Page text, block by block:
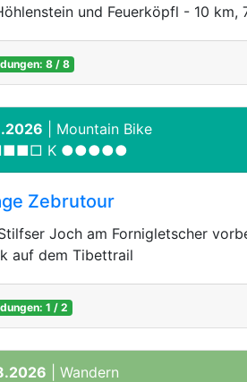
und Feuerköpfl - 10 km,
8 / 8
| Mountain Bike
K ●●●●●
Zebrutour
Joch am Fornigletscher
auf dem Tibettrail
1 / 2
| Wandern